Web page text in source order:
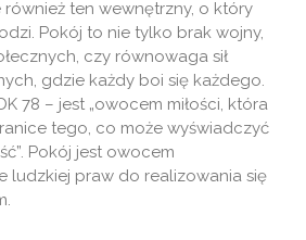
ten wewnętrzny, o który
Pokój to nie tylko brak wojny,
czy równowaga sił
gdzie każdy boi się każdego.
78 – jest „owocem miłości, która
tego, co może wyświadczyć
Pokój jest owocem
ludzkiej praw do realizowania się